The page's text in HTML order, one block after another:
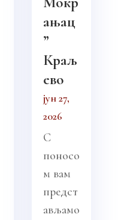
ањац
”
Краљ
ево
јун 27,
2026
С
поносо
м вам
предст
ављамо